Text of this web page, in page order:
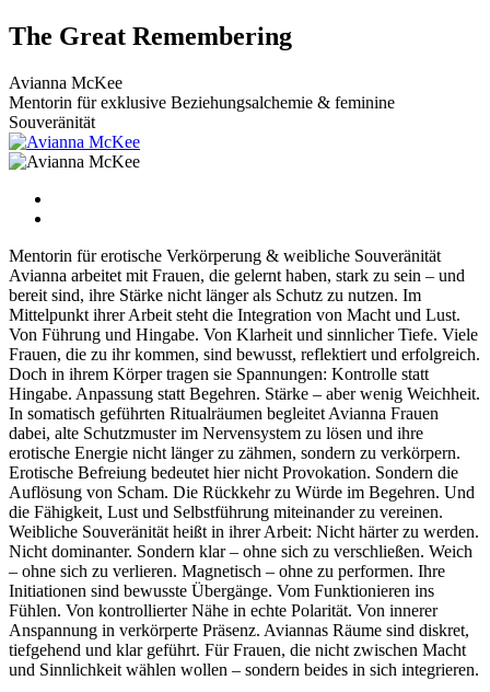
Zum
Inhalt
The Great Remembering
Avianna McKee
Mentorin für exklusive Beziehungsalchemie & feminine
Souveränität
Mentorin für erotische Verkörperung & weibliche Souveränität
Avianna arbeitet mit Frauen, die gelernt haben, stark zu sein – und
bereit sind, ihre Stärke nicht länger als Schutz zu nutzen. Im
Mittelpunkt ihrer Arbeit steht die Integration von Macht und Lust.
Von Führung und Hingabe. Von Klarheit und sinnlicher Tiefe. Viele
Frauen, die zu ihr kommen, sind bewusst, reflektiert und erfolgreich.
Doch in ihrem Körper tragen sie Spannungen: Kontrolle statt
Hingabe. Anpassung statt Begehren. Stärke – aber wenig Weichheit.
In somatisch geführten Ritualräumen begleitet Avianna Frauen
dabei, alte Schutzmuster im Nervensystem zu lösen und ihre
erotische Energie nicht länger zu zähmen, sondern zu verkörpern.
Erotische Befreiung bedeutet hier nicht Provokation. Sondern die
Auflösung von Scham. Die Rückkehr zu Würde im Begehren. Und
die Fähigkeit, Lust und Selbstführung miteinander zu vereinen.
Weibliche Souveränität heißt in ihrer Arbeit: Nicht härter zu werden.
Nicht dominanter. Sondern klar – ohne sich zu verschließen. Weich
– ohne sich zu verlieren. Magnetisch – ohne zu performen. Ihre
Initiationen sind bewusste Übergänge. Vom Funktionieren ins
Fühlen. Von kontrollierter Nähe in echte Polarität. Von innerer
Anspannung in verkörperte Präsenz. Aviannas Räume sind diskret,
tiefgehend und klar geführt. Für Frauen, die nicht zwischen Macht
und Sinnlichkeit wählen wollen – sondern beides in sich integrieren.